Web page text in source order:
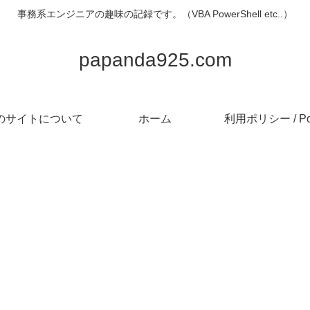
事務系エンジニアの趣味の記録です。（VBA PowerShell etc..）
papanda925.com
サイトについて ホーム 利用ポリシー /